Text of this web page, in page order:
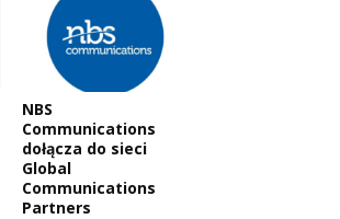
NBS
Communications
dołącza do sieci
Global
Communications
Partners